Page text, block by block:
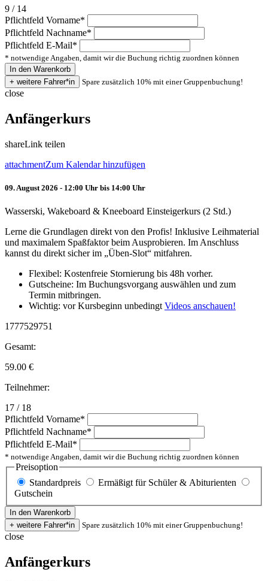
9 / 14
Pflichtfeld Vorname*
Pflichtfeld Nachname*
Pflichtfeld E-Mail*
* notwendige Angaben, damit wir die Buchung richtig zuordnen können
Spare zusätzlich 10% mit einer Gruppenbuchung!
close
Anfängerkurs
shareLink teilen
attachmentZum Kalendar hinzufügen
09. August 2026 - 12:00 Uhr bis 14:00 Uhr
Wasserski, Wakeboard & Kneeboard Einsteigerkurs (2 Std.)
Lerne die Grundlagen direkt von den Profis! Inklusive Leihmaterial
und maximalem Spaßfaktor beim Ausprobieren. Im Anschluss
kannst du direkt sicher im „Üben-Slot“ mitfahren.
Flexibel: Kostenfreie Stornierung bis 48h vorher.
Gutscheine: Im Buchungsvorgang auswählen und zum
Termin mitbringen.
Wichtig: vor Kursbeginn unbedingt Videos anschauen!
1777529751
Gesamt:
59.00 €
Teilnehmer:
17 / 18
Pflichtfeld Vorname*
Pflichtfeld Nachname*
Pflichtfeld E-Mail*
* notwendige Angaben, damit wir die Buchung richtig zuordnen können
Preisoption
Standardpreis
Ermäßigt für Schüler & Abiturienten
Gutschein
Spare zusätzlich 10% mit einer Gruppenbuchung!
close
Anfängerkurs